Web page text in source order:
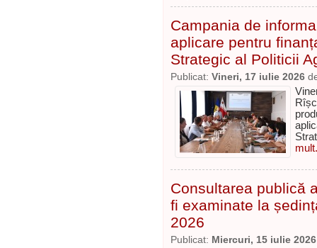
Campania de
aplicare pentru
Strategic al Politicii
Publicat: Vineri, 17 iulie 2026
Consultarea publică
fi examinate la
2026
Publicat: Miercuri, 15 iulie 2026